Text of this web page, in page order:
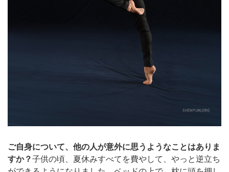
ご自身について、他の人が意外に思うようなことはありま
すか？子供の頃、夏休みすべてを費やして、やっと逆立ち